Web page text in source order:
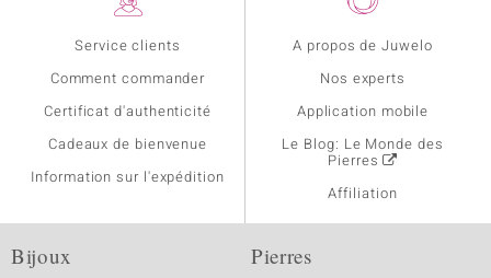
Service clients
Comment commander
Certificat d'authenticité
Cadeaux de bienvenue
Information sur l'expédition
A propos de Juwelo
Nos experts
Application mobile
Le Blog: Le Monde des
Pierres
Affiliation
Bijoux Pierres